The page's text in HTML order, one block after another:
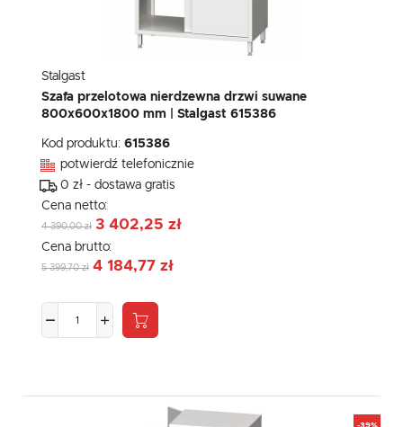
Stalgast
Szafa przelotowa nierdzewna drzwi suwane
800x600x1800 mm | Stalgast 615386
Kod produktu: 615386
potwierdź telefonicznie
0 zł - dostawa gratis
Cena netto:
4 390,00 zł 3 402,25 zł
Cena brutto:
5 399,70 zł 4 184,77 zł